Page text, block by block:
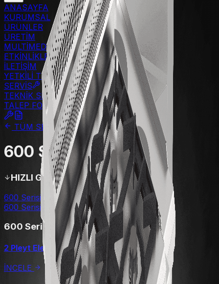
ANASAYFA
KURUMSAL
ÜRÜNLER
ÜRETİM
MULTİMEDYA
ETKİNLİKLER
İLETİŞİM
YETKİLİ TEKNİK
SERVİS
TEKNİK SERVİS
TALEP FORMU
TÜM SERİLER
600 Serisi Ocak
HIZLI GİT
600 Serisi
600 Serisi
600 Serisi
2 Pleyt Elektrikli Ocak
İNCELE